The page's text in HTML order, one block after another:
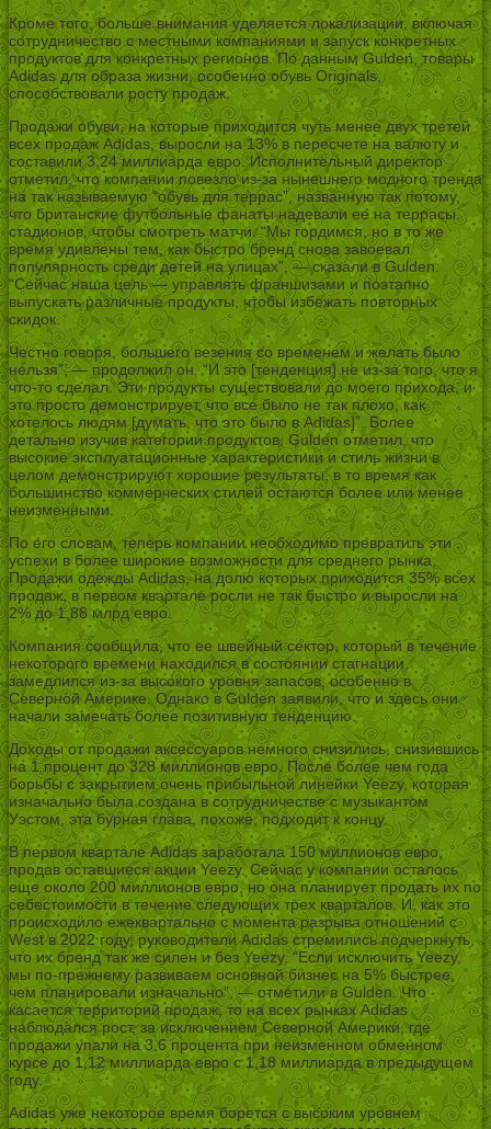
Кроме того, больше внимания уделяется локализации, включая
сотрудничество с местными компаниями и запуск конкретных
продуктов для конкретных регионов. По данным Gulden, товары
Adidas для образа жизни, особенно обувь Originals,
способствовали росту продаж.
Продажи обуви, на которые приходится чуть менее двух третей
всех продаж Adidas, выросли на 13% в пересчете на валюту и
составили 3,24 миллиарда евро. Исполнительный директор
отметил, что компании повезло из-за нынешнего модного тренда
на так называемую “обувь для террас”, названную так потому,
что британские футбольные фанаты надевали ее на террасы
стадионов, чтобы смотреть матчи. “Мы гордимся, но в то же
время удивлены тем, как быстро бренд снова завоевал
популярность среди детей на улицах”, — сказали в Gulden.
“Сейчас наша цель — управлять франшизами и поэтапно
выпускать различные продукты, чтобы избежать повторных
скидок.
Честно говоря, большего везения со временем и желать было
нельзя”, — продолжил он. “И это [тенденция] не из-за того, что я
что-то сделал. Эти продукты существовали до моего прихода, и
это просто демонстрирует, что все было не так плохо, как
хотелось людям [думать, что это было в Adidas]”. Более
детально изучив категории продуктов, Gulden отметил, что
высокие эксплуатационные характеристики и стиль жизни в
целом демонстрируют хорошие результаты, в то время как
большинство коммерческих стилей остаются более или менее
неизменными.
По его словам, теперь компании необходимо превратить эти
успехи в более широкие возможности для среднего рынка.
Продажи одежды Adidas, на долю которых приходится 35% всех
продаж, в первом квартале росли не так быстро и выросли на
2% до 1,88 млрд евро.
Компания сообщила, что ее швейный сектор, который в течение
некоторого времени находился в состоянии стагнации,
замедлился из-за высокого уровня запасов, особенно в
Северной Америке. Однако в Gulden заявили, что и здесь они
начали замечать более позитивную тенденцию.
Доходы от продажи аксессуаров немного снизились, снизившись
на 1 процент до 328 миллионов евро. После более чем года
борьбы с закрытием очень прибыльной линейки Yeezy, которая
изначально была создана в сотрудничестве с музыкантом
Уэстом, эта бурная глава, похоже, подходит к концу.
В первом квартале Adidas заработала 150 миллионов евро,
продав оставшиеся акции Yeezy. Сейчас у компании осталось
еще около 200 миллионов евро, но она планирует продать их по
себестоимости в течение следующих трех кварталов. И, как это
происходило ежеквартально с момента разрыва отношений с
West в 2022 году, руководители Adidas стремились подчеркнуть,
что их бренд так же силен и без Yeezy. “Если исключить Yeezy,
мы по-прежнему развиваем основной бизнес на 5% быстрее,
чем планировали изначально”, — отметили в Gulden. Что
касается территорий продаж, то на всех рынках Adidas
наблюдался рост, за исключением Северной Америки, где
продажи упали на 3,6 процента при неизменном обменном
курсе до 1,12 миллиарда евро с 1,18 миллиарда в предыдущем
году.
Adidas уже некоторое время борется с высоким уровнем